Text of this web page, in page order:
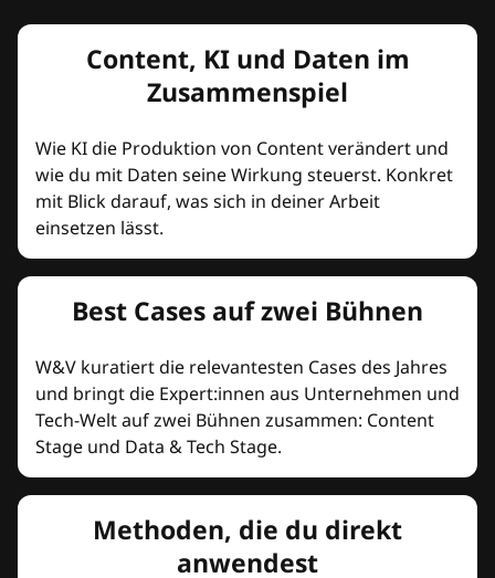
Content, KI und Daten im
Zusammenspiel
Wie KI die Produktion von Content verändert und
wie du mit Daten seine Wirkung steuerst. Konkret
mit Blick darauf, was sich in deiner Arbeit
einsetzen lässt.
Best Cases auf zwei Bühnen
W&V kuratiert die relevantesten Cases des Jahres
und bringt die Expert:innen aus Unternehmen und
Tech-Welt auf zwei Bühnen zusammen: Content
Stage und Data & Tech Stage.
Methoden, die du direkt
anwendest